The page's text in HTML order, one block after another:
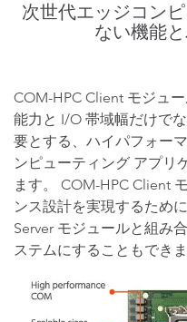
次世代エッジコン
ない機能
COM-HPC Client モジュ
能力と I/O 帯域幅だけで
要とする、ハイパフォー
ンピューティング アプリ
ます。 COM-HPC Client
ンス設計を実現するため
Server モジュールと組み
ステムにすることもできま